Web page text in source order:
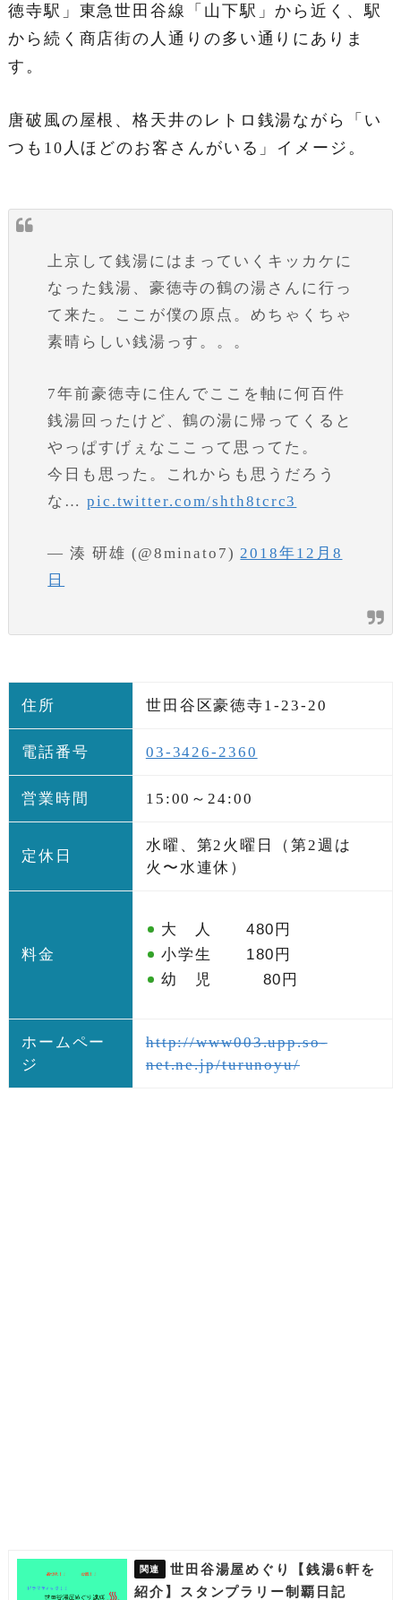
徳寺駅」東急世田谷線「山下駅」から近く、駅
から続く商店街の人通りの多い通りにありま
す。
唐破風の屋根、格天井のレトロ銭湯ながら「い
つも10人ほどのお客さんがいる」イメージ。
上京して銭湯にはまっていくキッカケに
なった銭湯、豪徳寺の鶴の湯さんに行っ
て来た。ここが僕の原点。めちゃくちゃ
素晴らしい銭湯っす。。。
7年前豪徳寺に住んでここを軸に何百件
銭湯回ったけど、鶴の湯に帰ってくると
やっぱすげぇなここって思ってた。
今日も思った。これからも思うだろう
な… pic.twitter.com/shth8tcrc3
— 湊 研雄 (@8minato7)2018年12月8
日
住所 世田谷区豪徳寺1-23-20
電話番号 03-3426-2360
営業時間 15:00～24:00
定休日
水曜、第2火曜日（第2週は
火〜水連休）
料金
大 人 480円
小学生 180円
幼 児 80円
ホームペー
ジ
http://www003.upp.so-
net.ne.jp/turunoyu/
世田谷湯屋めぐり【銭湯6軒を
紹介】スタンプラリー制覇日記